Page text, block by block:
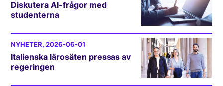
Diskutera AI-frågor med
studenterna
NYHETER, 2026-06-01
Italienska lärosäten pressas av
regeringen